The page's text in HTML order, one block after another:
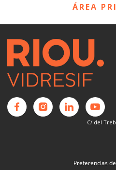
ÁREA
C/ del
Preferencias